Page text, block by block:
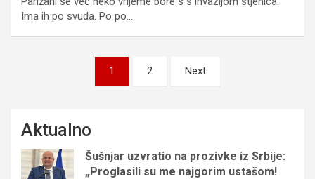
Ima ih po svuda. Po po…
1 2 Next
Aktualno
Šušnjar uzvratio na prozivke iz Srbije:
„Proglasili su me najgorim ustašom!